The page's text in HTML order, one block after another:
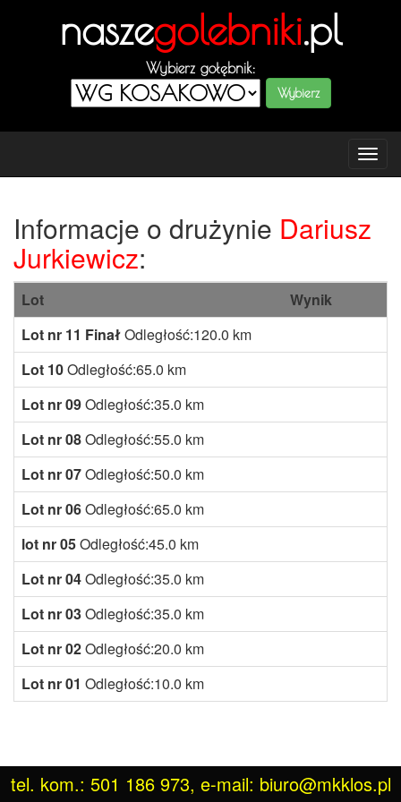
naszegolebniki.pl
Wybierz gołębnik:
Informacje o drużynie Dariusz
Jurkiewicz:
Lot
Wynik
Lot nr 11 FinałOdległość:120.0 km
Lot 10Odległość:65.0 km
Lot nr 09Odległość:35.0 km
Lot nr 08Odległość:55.0 km
Lot nr 07Odległość:50.0 km
Lot nr 06Odległość:65.0 km
lot nr 05Odległość:45.0 km
Lot nr 04Odległość:35.0 km
Lot nr 03Odległość:35.0 km
Lot nr 02Odległość:20.0 km
Lot nr 01 Odległość:10.0 km
tel. kom.: 501 186 973, e-mail: biuro@mkklos.pl